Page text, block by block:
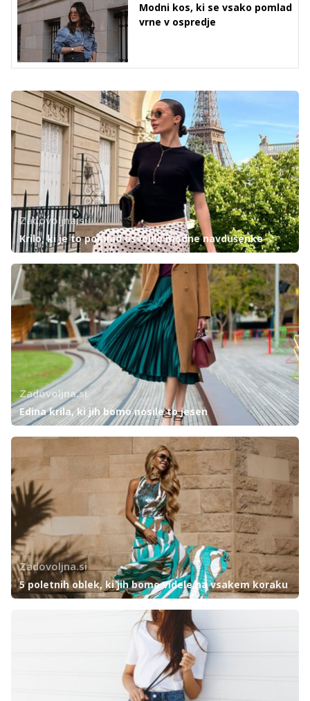
Modni kos, ki se vsako pomlad
vrne v ospredje
Zadovoljna.si
Krilo, ki je to pomlad osvojilo modne navdušenke
Zadovoljna.si
Edina krila, ki jih bomo nosile to jesen
Zadovoljna.si
5 poletnih oblek, ki jih bomo videle na vsakem koraku